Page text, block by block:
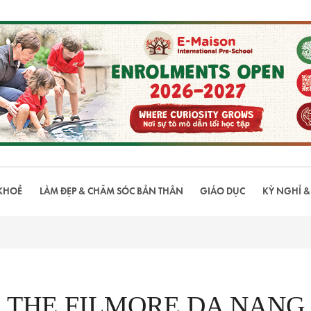
LÀM ĐẸP & CHĂM SÓC BẢN THÂN GIÁO DỤC KỲ NGHỈ